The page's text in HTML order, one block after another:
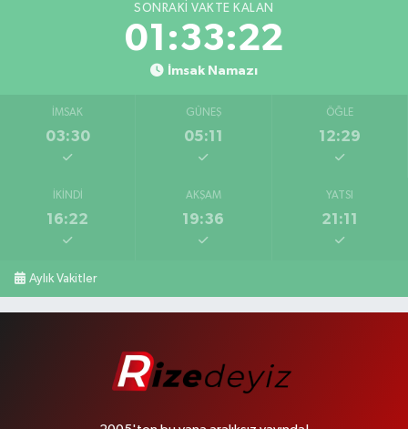
SONRAKI VAKTE KALAN
01:33:21
İmsak Namazı
İMSAK
03:30
GÜNEŞ
05:11
ÖĞLE
12:29
İKINDI
16:22
AKŞAM
19:36
YATSI
21:11
Aylık Vakitler